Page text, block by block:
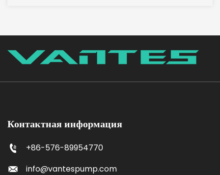
Контактная информация
+86-576-89954770
info@vantespump.com